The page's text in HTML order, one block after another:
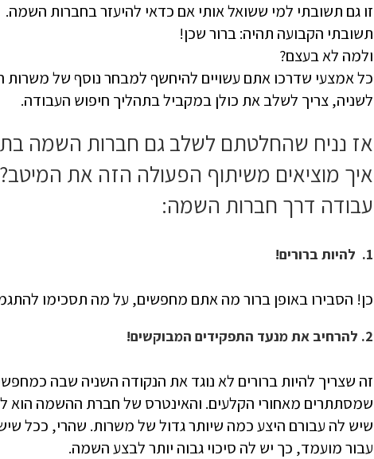
זו גם תשובתי למי ששואל אותי אם כדאי להיעזר בחברות השמה.
תשובתי הקבועה תהיה: ברור שכן!
ולמה לא בעצם?
כל אמצעי שדרכו אתם עשויים להיחשף למבחר נוסף של משרות
לשניה, צריך לשלב את כולן במקביל בתהליך חיפוש העבודה.
אז נניח שהחלטתם לשלב גם חברות השמה
עבודה דרך חברות השמה:
1. להיות ברורים!
כן! הסבירו באופן ברור מה אתם מחפשים, על מה תסכימו
2. להרחיב את מנעד התפקידים המבוקשים!
זה שצריך להיות ברורים לא נוגד את הנקודה השניה שבה
שמסתתרים מאחורי הקלעים. והאינטרס של חברת ההשמה
שיש לה עבורם היצע כמה שיותר גדול של משרות. שהרי, ככל
עבור מועמד, כך יש לה סיכוי גבוה יותר לבצע השמה.